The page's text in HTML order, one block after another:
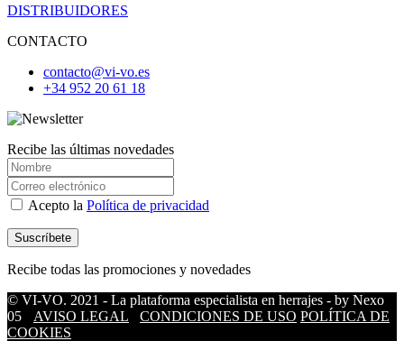
DISTRIBUIDORES
CONTACTO
contacto@vi-vo.es
+34 952 20 61 18
Recibe las últimas novedades
Acepto la Política de privacidad
Recibe todas las promociones y novedades
© VI-VO. 2021 - La plataforma especialista en herrajes - by Nexo
05
AVISO LEGAL CONDICIONES DE USO POLÍTICA DE
COOKIES